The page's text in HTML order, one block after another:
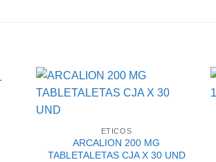
ETICOS
ARCALION 200 MG
TABLETALETAS CJA X 30 UND